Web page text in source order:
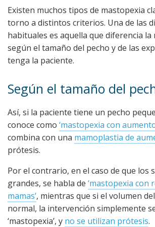
Existen muchos tipos de mastopexia
torno a distintos criterios. Una de las
habituales es aquella que diferencia la
según el tamaño del pecho y de las
tenga la paciente.
Según el tamaño del
Así, si la paciente tiene un pecho
conoce como ‘mastopexia con
combina con una mamoplastia de
prótesis.
Por el contrario, en el caso de que los
grandes, se habla de ‘mastopexia con
mamas’, mientras que si el volumen
normal, la intervención simplemente
‘mastopexia’, y no se utilizan prótesis.